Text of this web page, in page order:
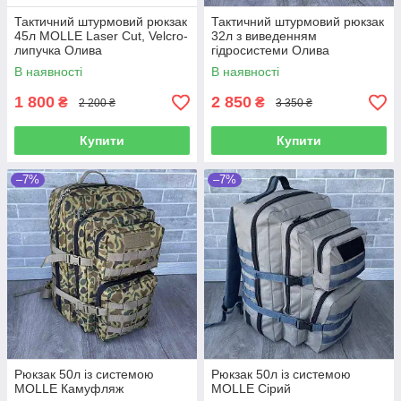
Тактичний штурмовий рюкзак
45л MOLLE Laser Cut, Velcro-
липучка Олива
В наявності
1 800 ₴ 2 200 ₴
Купити
Тактичний штурмовий рюкзак
32л з виведенням
гідросистеми Олива
В наявності
2 850 ₴ 3 350 ₴
Купити
–7%
Рюкзак 50л із системою
MOLLE Камуфляж
–7%
Рюкзак 50л із системою
MOLLE Сірий